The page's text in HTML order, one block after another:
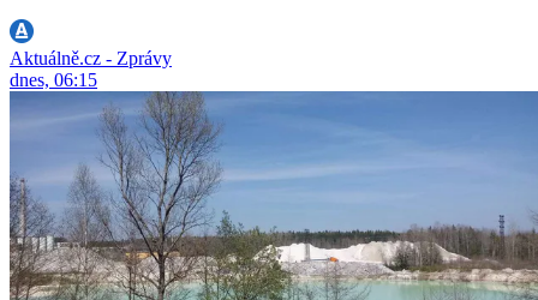
Aktuálně.cz - Zprávy
dnes, 06:15